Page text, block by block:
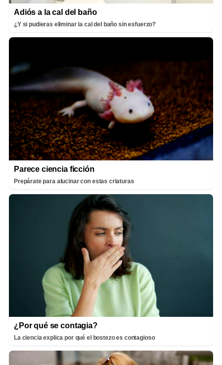
Adiós a la cal del baño
¿Y si pudieras eliminar la cal del baño sin esfuerzo?
Parece ciencia ficción
Prepárate para alucinar con estas criaturas
¿Por qué se contagia?
La ciencia explica por qué el bostezo es contagioso